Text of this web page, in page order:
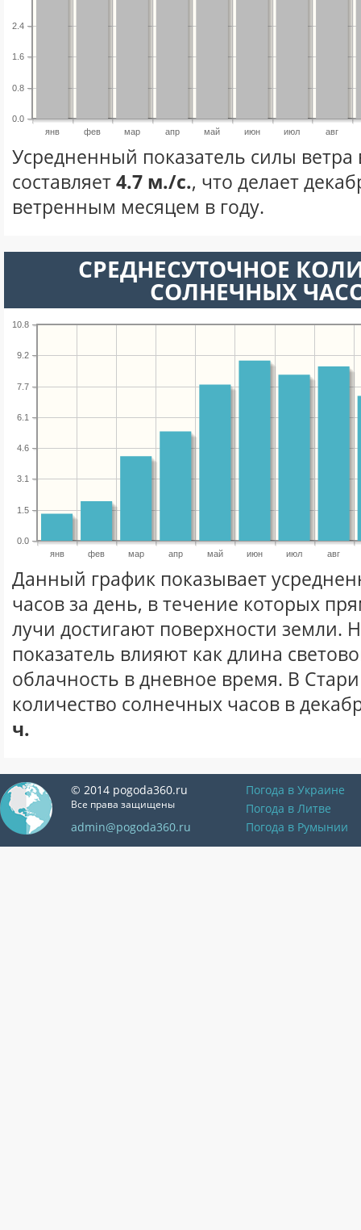
янв фев мар апр май июн июл авг
0.0
0.8
1.6
2.4
Усредненный показатель силы ветра
составляет4.7 м./с., что делает
ветренным месяцем в году.
СРЕДНЕСУТОЧНОЕ
СОЛНЕЧНЫХ
янв фев мар апр май июн июл авг
0.0
1.5
3.1
4.6
6.1
7.7
9.2
10.8
Данный график показывает
часов за день, в течение которых
лучи достигают поверхности земли.
показатель влияют как длина
облачность в дневное время. В
количество солнечных часов в
ч.
© 2014 pogoda360.ru
Все права защищены
admin@pogoda360.ru
Погода в Украине
Погода в Литве
Погода в Румынии